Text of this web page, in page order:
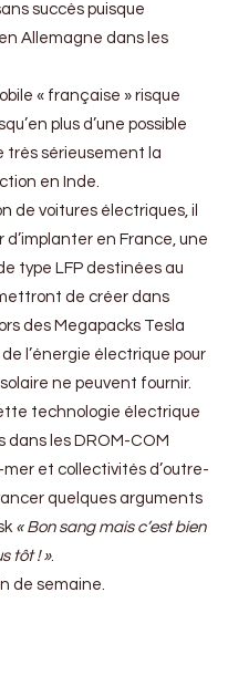
succès puisque
Allemagne dans les
« française » risque
plus d’une possible
très sérieusement la
en Inde.
de voitures électriques, il
en France, une
type LFP destinées au
de créer dans
des Megapacks Tesla
l’énergie électrique pour
ne peuvent fournir.
technologie électrique
dans les DROM-COM
et collectivités d’outre-
quelques arguments
« Bon sang mais c’est bien
tôt ! ».
de semaine.